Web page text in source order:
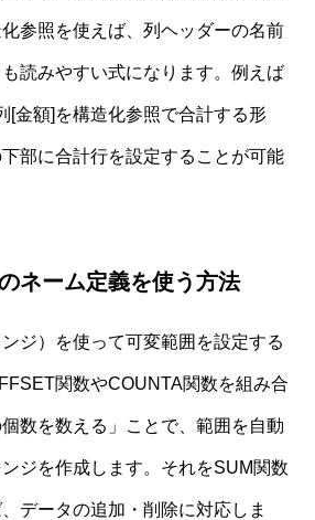
参照を使えば、列ヘッダーの名前
読みやすい式になります。例えば
[金額]を構造化参照で合計する形
部に合計行を設定することが可能
ネーム定義を使う方法
ジ）を使って可変範囲を設定する
関数やCOUNTA関数を組み合
数を数える」ことで、範囲を自動
ジを作成します。それをSUM関数
データの追加・削除に対応しま